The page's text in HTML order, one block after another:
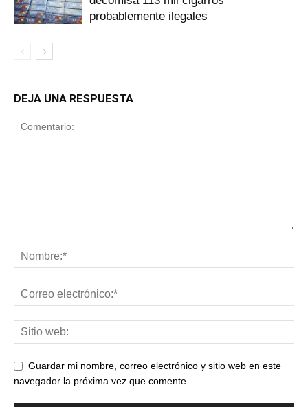
probablemente ilegales
DEJA UNA RESPUESTA
Guardar mi nombre, correo electrónico y sitio web en este
navegador la próxima vez que comente.